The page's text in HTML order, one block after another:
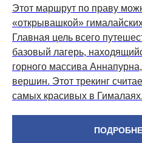
Этот маршрут по праву
«открывашкой»
Главная цель всего
базовый лагерь,
горного массива
вершин. Этот трекинг
самых красивых в Гималаях.